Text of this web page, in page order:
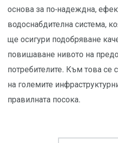
основа за по-надеждна,
водоснабдителна система,
ще осигури подобряване
повишаване нивото на
потребителите. Към това се
на големите
правилната посока.